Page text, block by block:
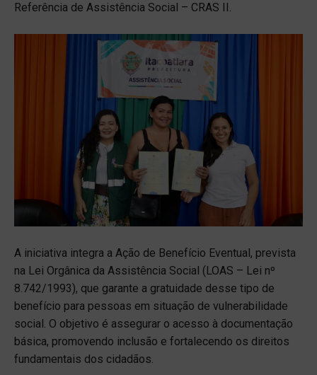
Referência de Assistência Social – CRAS II.
A iniciativa integra a Ação de Benefício Eventual, prevista
na Lei Orgânica da Assistência Social (LOAS – Lei nº
8.742/1993), que garante a gratuidade desse tipo de
benefício para pessoas em situação de vulnerabilidade
social. O objetivo é assegurar o acesso à documentação
básica, promovendo inclusão e fortalecendo os direitos
fundamentais dos cidadãos.